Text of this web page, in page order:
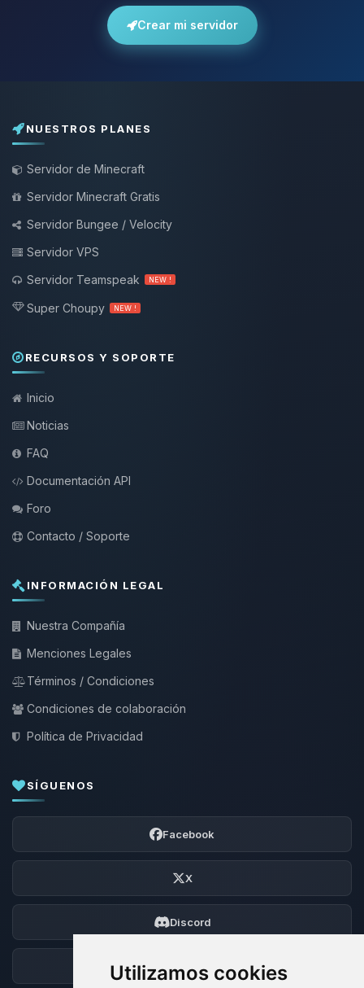
Utilizamos cookies
Crear mi servidor
NUESTROS PLANES
Servidor de Minecraft
Servidor Minecraft Gratis
Servidor Bungee / Velocity
Servidor VPS
Servidor Teamspeak
NEW !
Super Choupy NEW !
RECURSOS Y SOPORTE
Inicio
Noticias
FAQ
Documentación API
Foro
Contacto / Soporte
INFORMACIÓN LEGAL
Nuestra Compañía
Menciones Legales
Términos / Condiciones
Condiciones de colaboración
Política de Privacidad
SÍGUENOS
Facebook
X
Discord
Foro